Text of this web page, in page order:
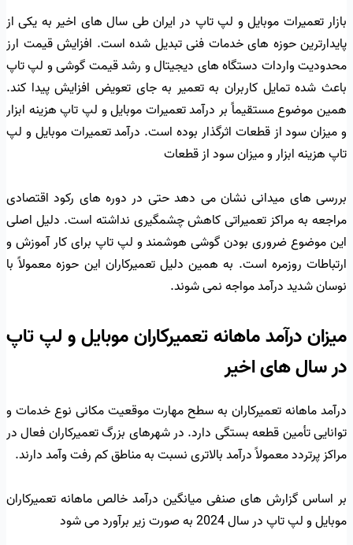
بازار تعمیرات موبایل و لپ تاپ در ایران طی سال های اخیر به یکی از
پایدارترین حوزه های خدمات فنی تبدیل شده است. افزایش قیمت ارز
محدودیت واردات دستگاه های دیجیتال و رشد قیمت گوشی و لپ تاپ
باعث شده تمایل کاربران به تعمیر به جای تعویض افزایش پیدا کند.
همین موضوع مستقیماً بر درآمد تعمیرات موبایل و لپ تاپ هزینه ابزار
و میزان سود از قطعات اثرگذار بوده است. درآمد تعمیرات موبایل و لپ
تاپ هزینه ابزار و میزان سود از قطعات
بررسی های میدانی نشان می دهد حتی در دوره های رکود اقتصادی
مراجعه به مراکز تعمیراتی کاهش چشمگیری نداشته است. دلیل اصلی
این موضوع ضروری بودن گوشی هوشمند و لپ تاپ برای کار آموزش و
ارتباطات روزمره است. به همین دلیل تعمیرکاران این حوزه معمولاً با
نوسان شدید درآمد مواجه نمی شوند.
میزان درآمد ماهانه تعمیرکاران موبایل و لپ تاپ
در سال های اخیر
درآمد ماهانه تعمیرکاران به سطح مهارت موقعیت مکانی نوع خدمات و
توانایی تأمین قطعه بستگی دارد. در شهرهای بزرگ تعمیرکاران فعال در
مراکز پرتردد معمولاً درآمد بالاتری نسبت به مناطق کم رفت وآمد دارند.
بر اساس گزارش های صنفی میانگین درآمد خالص ماهانه تعمیرکاران
موبایل و لپ تاپ در سال 2024 به صورت زیر برآورد می شود